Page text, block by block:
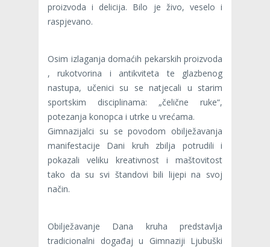
proizvoda i delicija. Bilo je živo, veselo i
raspjevano.
Osim izlaganja domaćih pekarskih proizvoda
, rukotvorina i antikviteta te glazbenog
nastupa, učenici su se natjecali u starim
sportskim disciplinama: „čelične ruke“,
potezanja konopca i utrke u vrećama.
Gimnazijalci su se povodom obilježavanja
manifestacije Dani kruh zbilja potrudili i
pokazali veliku kreativnost i maštovitost
tako da su svi štandovi bili lijepi na svoj
način.
Obilježavanje Dana kruha predstavlja
tradicionalni događaj u Gimnaziji Ljubuški